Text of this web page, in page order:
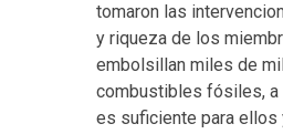
tomaron las
y riqueza de los
embolsillan miles de
combustibles fósiles, a
es suficiente para ellos